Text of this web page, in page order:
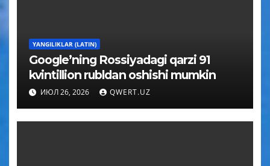
YANGILIKLAR (LATIN)
Google’ning Rossiyadagi qarzi 91
kvintillion rubldan oshishi mumkin
ИЮЛ 26, 2026 QWERT.UZ